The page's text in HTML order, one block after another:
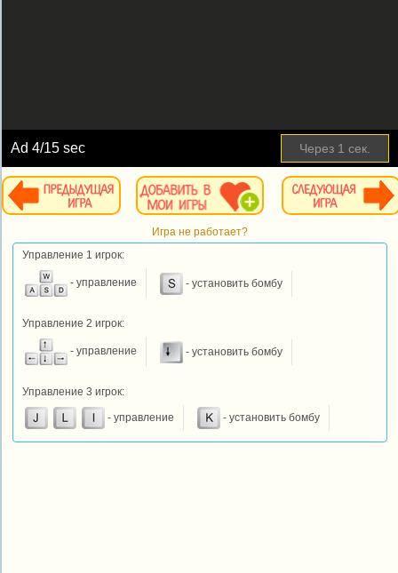
Ad4/15 sec Через 1 сек.
Игра не работает?
Управление 1 игрок:
- управление - установить бомбу
Управление 2 игрок:
- управление - установить бомбу
Управление 3 игрок:
- управление - установить бомбу